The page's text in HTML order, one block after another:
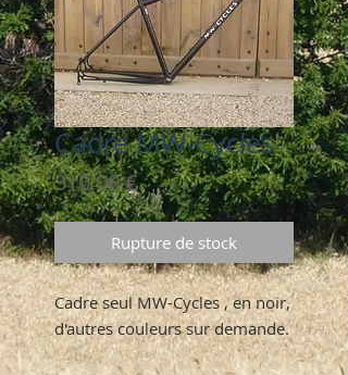
Cadre MW-Cycles
310,00 €Prix
Rupture de stock
Cadre seul MW-Cycles , en noir,
d'autres couleurs sur demande.